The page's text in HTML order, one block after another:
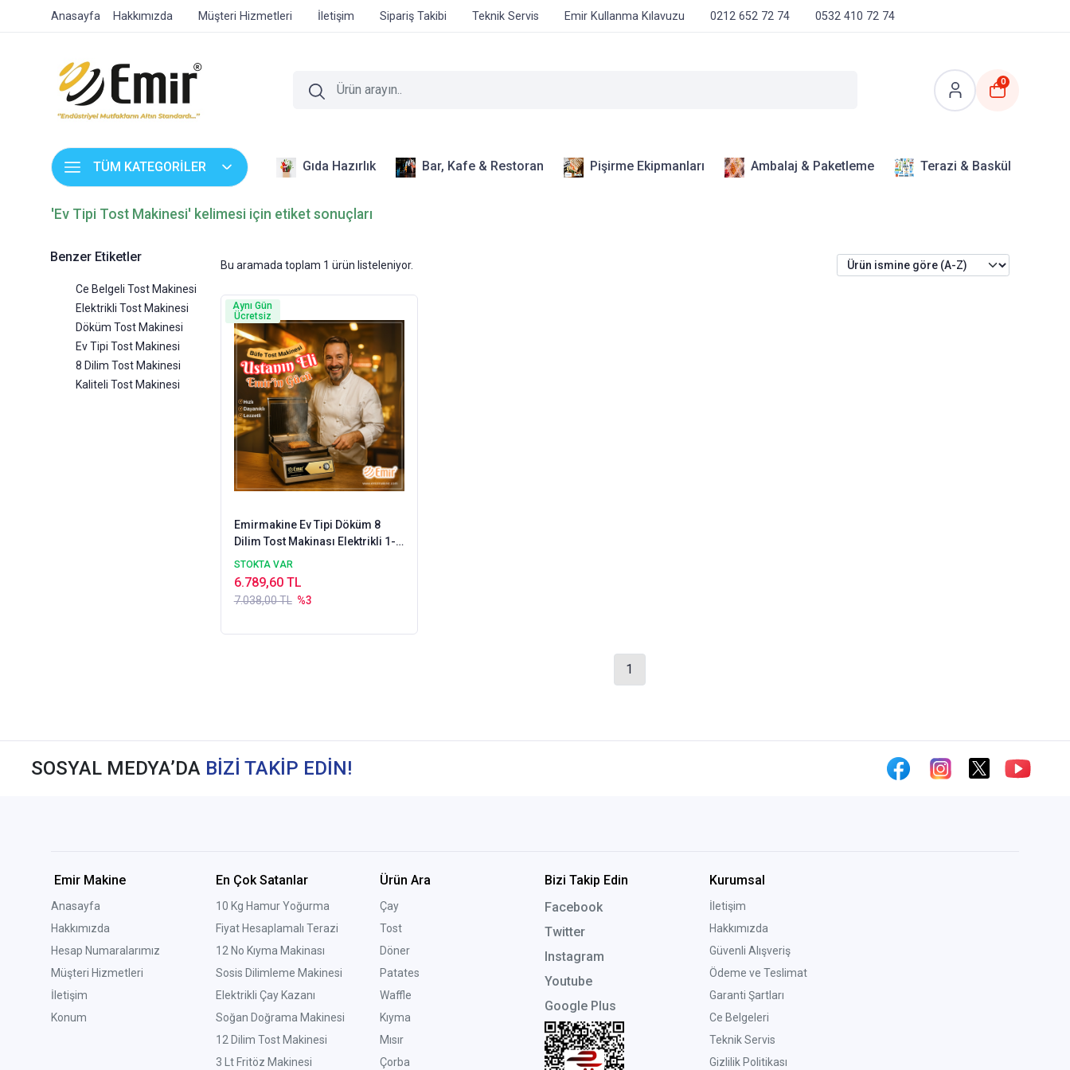
Anasayfa Hakkımızda Müşteri Hizmetleri İletişim Sipariş Takibi Teknik Servis Emir Kullanma Kılavuzu 0212 652 72 74 0532 410 72 74
0
TÜM KATEGORİLER Gıda Hazırlık Bar, Kafe & Restoran Pişirme Ekipmanları Ambalaj & Paketleme Terazi & Baskül
'Ev Tipi Tost Makinesi' kelimesi için etiket sonuçları
Benzer Etiketler
Ce Belgeli Tost Makinesi
Elektrikli Tost Makinesi
Döküm Tost Makinesi
Ev Tipi Tost Makinesi
8 Dilim Tost Makinesi
Kaliteli Tost Makinesi
Bu aramada toplam 1 ürün listeleniyor.
Emirmakine Ev Tipi Döküm 8
Dilim Tost Makinası Elektrikli 1-
Kalite Ürün
STOKTA VAR
7.038,00 TL %3
6.789,60 TL
Aynı Gün
Ücretsiz
1
SOSYAL MEDYA’DA BİZİ TAKİP EDİN!
Emir Makine
Anasayfa
Hakkımızda
Hesap Numaralarımız
Müşteri Hizmetleri
İletişim
Konum
En Çok Satanlar
10 Kg Hamur Yoğurma
Fiyat Hesaplamalı Terazi
12 No Kıyma Makinası
Sosis Dilimleme Makinesi
Elektrikli Çay Kazanı
Soğan Doğrama Makinesi
12 Dilim Tost Makinesi
3 Lt Fritöz Makinesi
Ürün Ara
Çay
Tost
Döner
Patates
Waffle
Kıyma
Mısır
Çorba
Bizi Takip Edin
Facebook
Twitter
Instagram
Youtube
Google Plus
Kurumsal
İletişim
Hakkımızda
Güvenli Alışveriş
Ödeme ve Teslimat
Garanti Şartları
Ce Belgeleri
Teknik Servis
Gizlilik Politikası